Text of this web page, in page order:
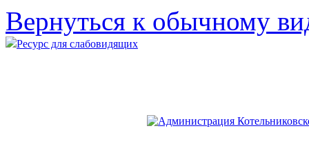
Вернуться к обычному
Ресурс для слабовидящих